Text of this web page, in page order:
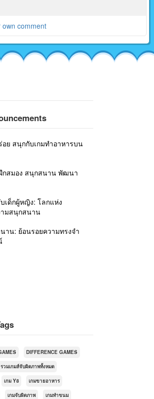
comment
อย สนุกกับเกมทำอาหารบน
กสมอง สนุกสนาน พัฒนา
เด็กผู้หญิง: โลกแห่ง
มสนุกสนาน
าน: ย้อนรอยความทรงจำ
DIFFERENCE GAMES
รวมเกมส์จับผิดภาพทั้งหมด
เกม Y8 เกมขายอาหาร
เกมจับผิดภาพ เกมทำขนม